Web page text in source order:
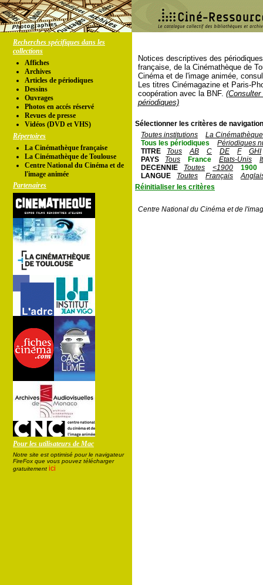
Recherches spécifiques dans les
collections
Affiches
Archives
Articles de périodiques
Dessins
Ouvrages
Photos en accés réservé
Revues de presse
Vidéos (DVD et VHS)
Répertoires
La Cinémathèque française
La Cinémathèque de Toulouse
Centre National du Cinéma et de
l'image animée
Partenaires
Pour les utilisateurs de Mac
Notre site est optimisé pour le navigateur
FireFox que vous pouvez télécharger
gratuitement ici
Notices descriptives des
française, de la Cinémathèque de
Cinéma et de l'image animée,
Les titres Cinémagazine et Paris-
coopération avec la BNF.
périodiques)
Sélectionner les critères de
Toutes institutions
La
Tous les périodiques
Périodiques
TITRE
Tous AB C DE F
GHI
PAYS
Tous France Etats-Unis
DECENNIE
Toutes <1900
1900
LANGUE
Toutes Français
Réinitialiser les critères
Centre National du Cinéma et de